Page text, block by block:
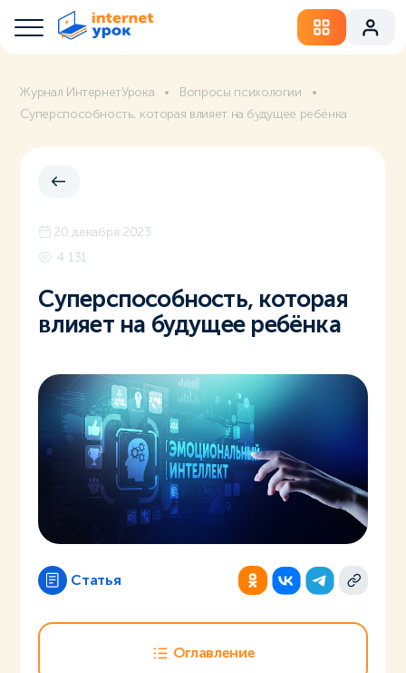
Журнал ИнтернетУрока
Вопросы психологии
Суперспособность, которая влияет на будущее ребёнка
20 декабря 2023
4 131
Суперспособность, которая
влияет на будущее ребёнка
Статья
Оглавление